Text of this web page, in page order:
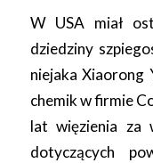
W USA miał
dziedziny
niejaka Xiaorong
chemik w firmie
lat więzienia za
dotyczących